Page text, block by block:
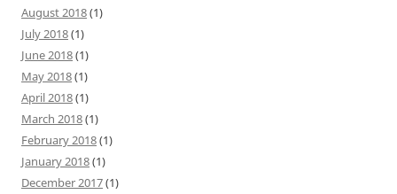
August 2018(1)
July 2018(1)
June 2018(1)
May 2018(1)
April 2018(1)
March 2018(1)
February 2018(1)
January 2018(1)
December 2017(1)